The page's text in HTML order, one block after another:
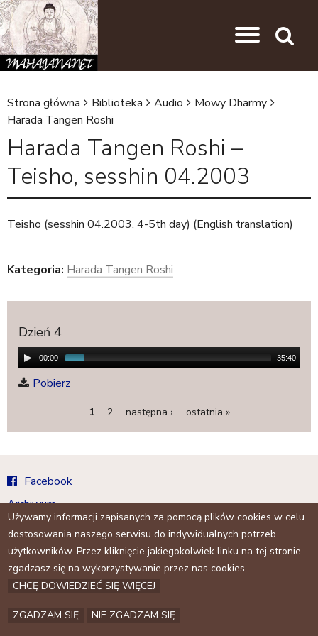
J
e
s
t
ś
u
t
Strona główna Biblioteka Audio
Mowy Dharmy
Harada Tangen Roshi
Harada Tangen Roshi –
Teisho, sesshin 04.2003
Teisho (sesshin 04.2003, 4-5th day) (English translation)
Kategoria: Harada Tangen Roshi
Dzień 4
00:00 35:40
Pobierz
o
n
y
1 2 następna › ostatnia »
Facebook
Archiwum
Kontakt
Używamy informacji zapisanych za pomocą plików cookies w celu
dostosowania naszego serwisu do indywidualnych potrzeb
użytkowników. Przez kliknięcie jakiegokolwiek linku na tej stronie
zgadzasz się na wykorzystywanie przez nas cookies.
CHCĘ DOWIEDZIEĆ SIĘ WIĘCEJ
ZGADZAM SIĘ NIE ZGADZAM SIĘ